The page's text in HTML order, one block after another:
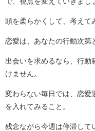
頭を柔らかくして、考えて
恋愛は、あなたの行動次第
出会いを求めるなら、行動
けません。
変わらない毎日では、恋愛
を入れてみること。
残念ながら今週は停滞して